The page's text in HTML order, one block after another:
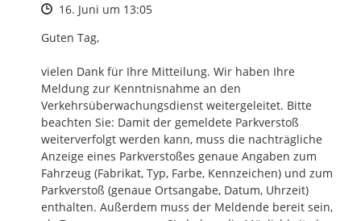
Zeitpunkt des Erstellens
16. Juni um 13:05
Guten Tag,
vielen Dank für Ihre Mitteilung. Wir haben Ihre
Meldung zur Kenntnisnahme an den
Verkehrsüberwachungsdienst weitergeleitet. Bitte
beachten Sie: Damit der gemeldete Parkverstoß
weiterverfolgt werden kann, muss die nachträgliche
Anzeige eines Parkverstoßes genaue Angaben zum
Fahrzeug (Fabrikat, Typ, Farbe, Kennzeichen) und zum
Parkverstoß (genaue Ortsangabe, Datum, Uhrzeit)
enthalten. Außerdem muss der Meldende bereit sein,